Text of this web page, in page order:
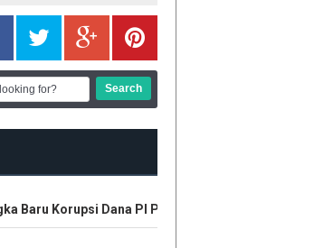
Korupsi Dana PI PT SPRH Rohil